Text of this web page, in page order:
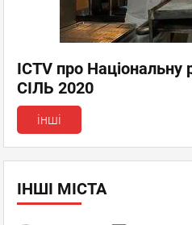
ICTV про Національну
СІЛЬ 2020
інші
ІНШІ МІСТА